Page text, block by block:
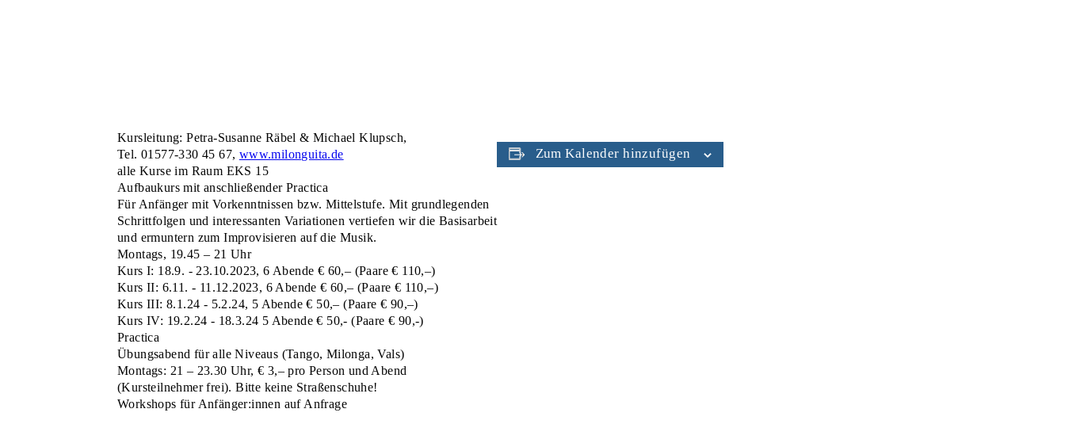
Kursleitung: Petra-Susanne Räbel & Michael Klupsch,
Tel. 01577-330 45 67, www.milonguita.de
alle Kurse im Raum EKS 15
Aufbaukurs mit anschließender Practica
Für Anfänger mit Vorkenntnissen bzw. Mittelstufe. Mit grundlegenden
Schrittfolgen und interessanten Variationen vertiefen wir die Basisarbeit
und ermuntern zum Improvisieren auf die Musik.
Montags, 19.45 – 21 Uhr
Kurs I: 18.9. - 23.10.2023, 6 Abende € 60,– (Paare € 110,–)
Kurs II: 6.11. - 11.12.2023, 6 Abende € 60,– (Paare € 110,–)
Kurs III: 8.1.24 - 5.2.24, 5 Abende € 50,– (Paare € 90,–)
Kurs IV: 19.2.24 - 18.3.24 5 Abende € 50,- (Paare € 90,-)
Practica
Übungsabend für alle Niveaus (Tango, Milonga, Vals)
Montags: 21 – 23.30 Uhr, € 3,– pro Person und Abend
(Kursteilnehmer frei). Bitte keine Straßenschuhe!
Workshops für Anfänger:innen auf Anfrage
Zum Kalender hinzufügen